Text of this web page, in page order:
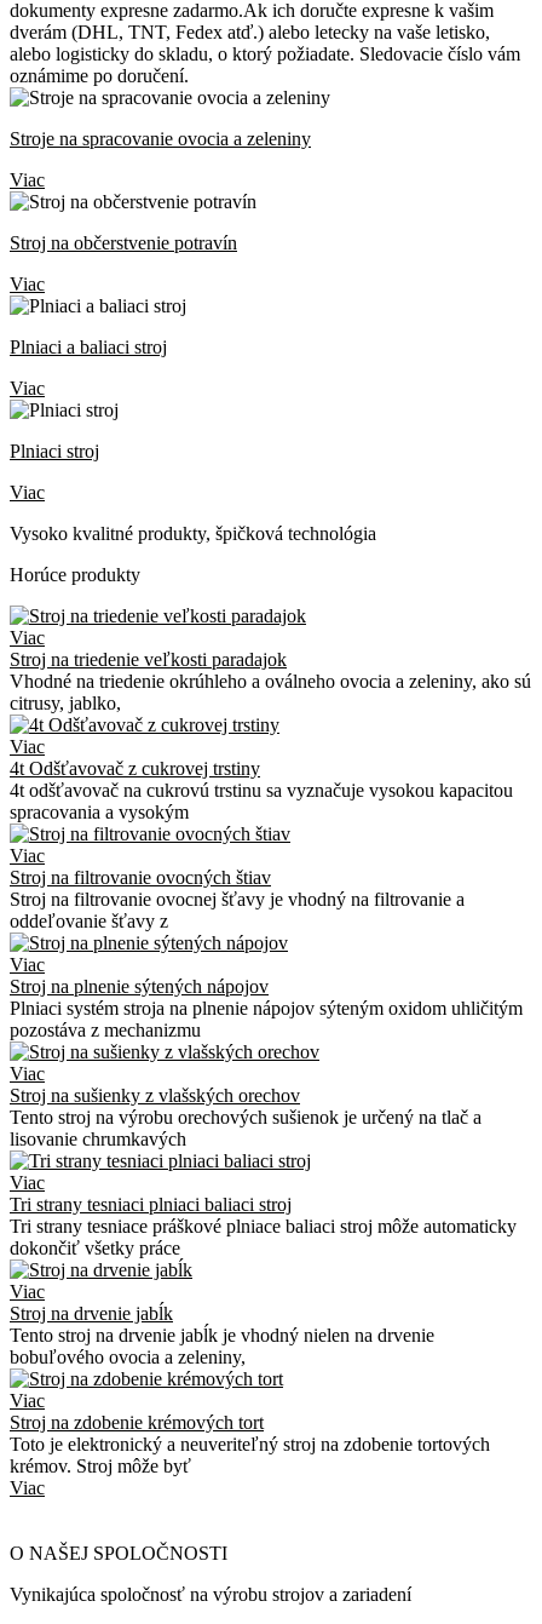
dokumenty expresne zadarmo.Ak ich doručte expresne k vašim
dverám (DHL, TNT, Fedex atď.) alebo letecky na vaše letisko,
alebo logisticky do skladu, o ktorý požiadate. Sledovacie číslo vám
oznámime po doručení.
Stroje na spracovanie ovocia a zeleniny
Viac
Stroj na občerstvenie potravín
Viac
Plniaci a baliaci stroj
Viac
Plniaci stroj
Viac
Vysoko kvalitné produkty, špičková technológia
Horúce produkty
Viac
Stroj na triedenie veľkosti paradajok
Vhodné na triedenie okrúhleho a oválneho ovocia a zeleniny, ako sú
citrusy, jablko,
Viac
4t Odšťavovač z cukrovej trstiny
4t odšťavovač na cukrovú trstinu sa vyznačuje vysokou kapacitou
spracovania a vysokým
Viac
Stroj na filtrovanie ovocných štiav
Stroj na filtrovanie ovocnej šťavy je vhodný na filtrovanie a
oddeľovanie šťavy z
Viac
Stroj na plnenie sýtených nápojov
Plniaci systém stroja na plnenie nápojov sýteným oxidom uhličitým
pozostáva z mechanizmu
Viac
Stroj na sušienky z vlašských orechov
Tento stroj na výrobu orechových sušienok je určený na tlač a
lisovanie chrumkavých
Viac
Tri strany tesniaci plniaci baliaci stroj
Tri strany tesniace práškové plniace baliaci stroj môže automaticky
dokončiť všetky práce
Viac
Stroj na drvenie jabĺk
Tento stroj na drvenie jabĺk je vhodný nielen na drvenie
bobuľového ovocia a zeleniny,
Viac
Stroj na zdobenie krémových tort
Toto je elektronický a neuveriteľný stroj na zdobenie tortových
krémov. Stroj môže byť
Viac
O NAŠEJ SPOLOČNOSTI
Vynikajúca spoločnosť na výrobu strojov a zariadení